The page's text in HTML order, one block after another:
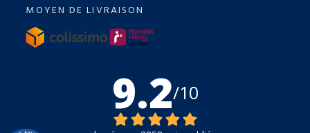
MOYEN DE LIVRAISON
9.2/10